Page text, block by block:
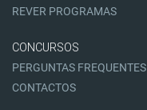
REVER PROGRAMAS
CONCURSOS
PERGUNTAS FREQUENTES
CONTACTOS